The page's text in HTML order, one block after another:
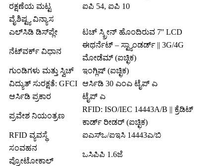
ರಕ್ಷಣೆಯ ಮಟ್ಟ
ಐಪಿ 54, ಐಪಿ 10
ವೈಶಿಷ್ಟ್ಯ ವಿನ್ಯಾಸ
ಎಲ್‌ಸಿಡಿ ಡಿಸ್‌ಪ್ಲೇ
ಟಚ್ ಸ್ಕ್ರೀನ್ ಹೊಂದಿರುವ 7'' LCD
ನೆಟ್‌ವರ್ಕ್ ವಿಧಾನ
ಈಥರ್ನೆಟ್ – ಸ್ಟ್ಯಾಂಡರ್ಡ್ || 3G/4G
ಮೋಡೆಮ್ (ಐಚ್ಛಿಕ)
ಗುಂಡಿಗಳು ಮತ್ತು ಸ್ವಿಚ್
ಇಂಗ್ಲಿಷ್ (ಐಚ್ಛಿಕ)
ವಿದ್ಯುತ್ ಸುರಕ್ಷತೆ: GFCI ಆರ್ಸಿಡಿ 30 ಎಂಎ ಟೈಪ್ ಎ
ಆರ್ಸಿಡಿ ಪ್ರಕಾರ
ಟೈಪ್ ಎ
ಪ್ರವೇಶ ನಿಯಂತ್ರಣ
RFID: ISO/IEC 14443A/B || ಕ್ರೆಡಿಟ್
ಕಾರ್ಡ್ ರೀಡರ್ (ಐಚ್ಛಿಕ)
RFID ವ್ಯವಸ್ಥೆ
ಐಎಸ್ಒ/ಐಇಸಿ 14443ಎ/ಬಿ
ಸಂವಹನ
ಪ್ರೋಟೋಕಾಲ್
ಒಸಿಪಿಪಿ 1.6ಜೆ